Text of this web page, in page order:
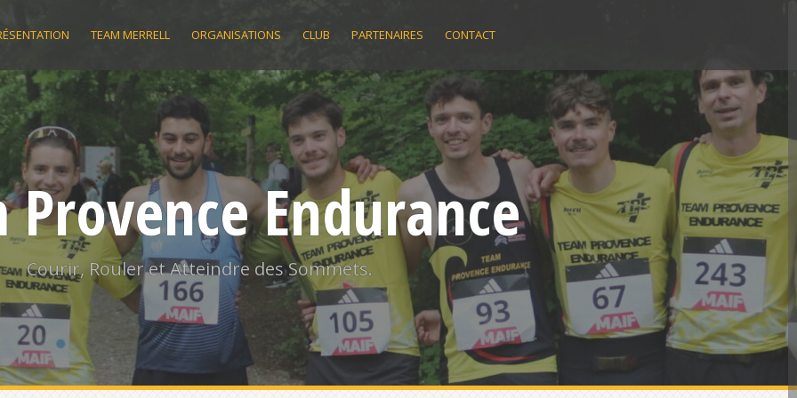
TEAM MERRELL ORGANISATIONS CLUB PARTENAIRES CONTACT
Provence Endurance
Courir, Rouler et Atteindre des Sommets.